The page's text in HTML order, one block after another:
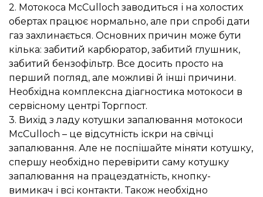
2. Мотокоса McCulloch заводиться і на холостих
обертах працює нормально, але при спробі дати
газ захлинається. Основних причин може бути
кілька: забитий карбюратор, забитий глушник,
забитий бензофільтр. Все досить просто на
перший погляд, але можливі й інші причини.
Необхідна комплексна діагностика мотокоси в
сервісному центрі Торгпост.
3. Вихід з ладу котушки запалювання мотокоси
McCulloch – це відсутність іскри на свічці
запалювання. Але не поспішайте міняти котушку,
спершу необхідно перевірити саму котушку
запалювання на працездатність, кнопку-
вимикач і всі контакти. Також необхідно